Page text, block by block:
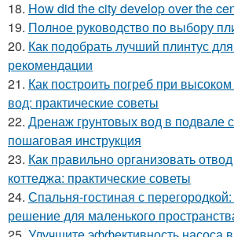
18. How did the city develop over the
19. Полное руководство по выбору
20. Как подобрать лучший плинтус
рекомендации
21. Как построить погреб при
вод: практические советы
22. Дренаж грунтовых вод в подвале
пошаговая инструкция
23. Как правильно организовать
коттеджа: практические советы
24. Спальня-гостиная с
решение для маленького